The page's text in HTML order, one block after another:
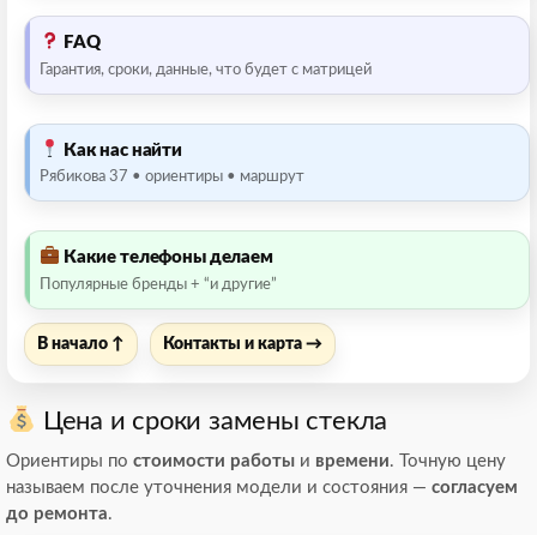
FAQ
Гарантия, сроки, данные, что будет с матрицей
Как нас найти
Рябикова 37 • ориентиры • маршрут
Какие телефоны делаем
Популярные бренды + “и другие”
В начало ↑ Контакты и карта →
Цена и сроки замены стекла
Ориентиры по стоимости работы и времени. Точную цену
называем после уточнения модели и состояния — согласуем
до ремонта.